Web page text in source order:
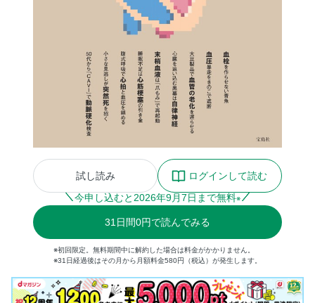
試し読み
ログインして読む
今申し込むと 2026年9月7日まで無料※
31 日間0円で読んでみる
※初回限定。無料期間中に解約した場合は料金がかかりません。
※31日経過後はその月から月額料金580円（税込）が発生します。